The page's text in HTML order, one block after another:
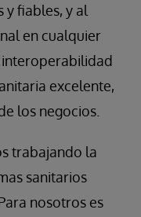
y fiables, y al
en cualquier
interoperabilidad
excelente,
los negocios.
trabajando la
sanitarios
nosotros es